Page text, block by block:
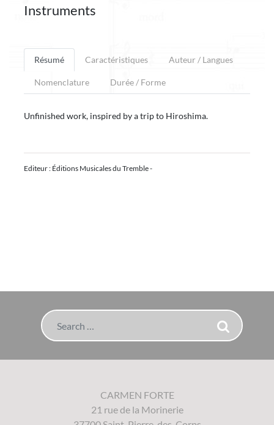
Instruments
Résumé Caractéristiques Auteur / Langues
Nomenclature Durée / Forme
Unfinished work, inspired by a trip to Hiroshima.
Editeur : Éditions Musicales du Tremble -
Search
CARMEN FORTE
21 rue de la Morinerie